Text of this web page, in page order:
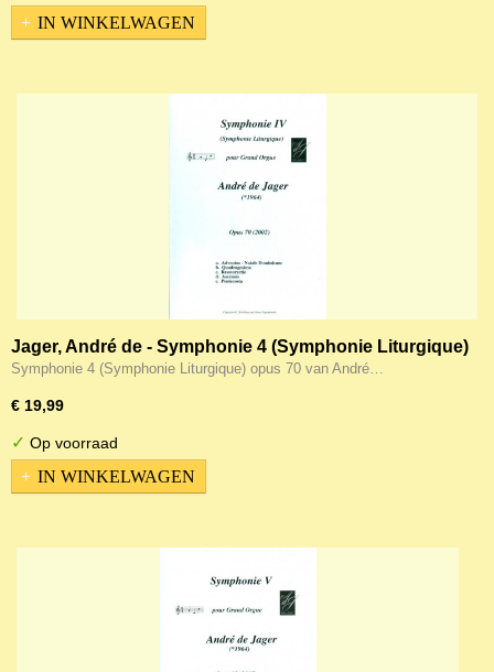
IN WINKELWAGEN
Jager, André de - Symphonie 4 (Symphonie Liturgique)
opus 70
Symphonie 4 (Symphonie Liturgique) opus 70 van André…
€ 19,99
✓ Op voorraad
IN WINKELWAGEN